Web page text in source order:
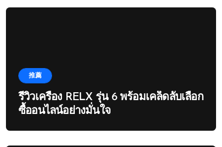
推薦
รีวิวเครื่อง RELX รุ่น 6 พร้อมเคล็ดลับเลือก
ซื้ออนไลน์อย่างมั่นใจ